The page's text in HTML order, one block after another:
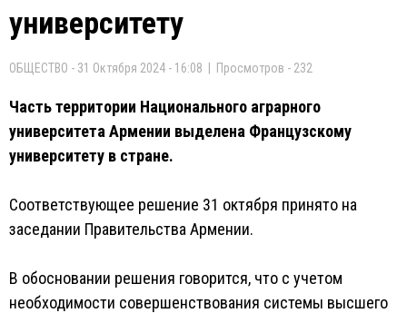
университету
ОБЩЕСТВО - 31 Октября 2024 - 16:08 | Просмотров - 232
Часть территории Национального аграрного
университета Армении выделена Французскому
университету в стране.
Соответствующее решение 31 октября принято на
заседании Правительства Армении.
В обосновании решения говорится, что с учетом
необходимости совершенствования системы высшего